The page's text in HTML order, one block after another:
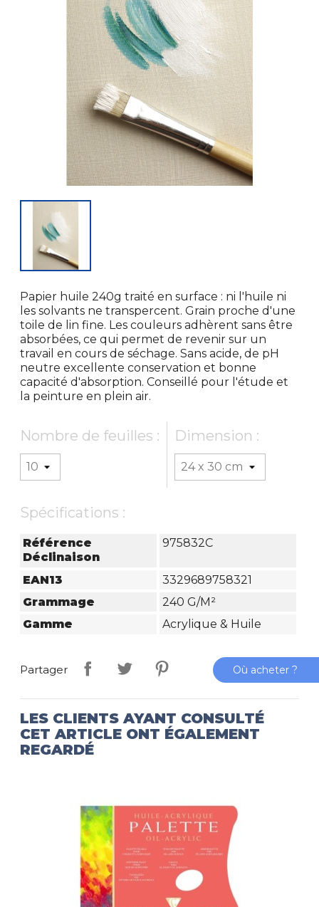
Papier huile 240g traité en surface : ni l'huile ni
les solvants ne transpercent. Grain proche d'une
toile de lin fine. Les couleurs adhèrent sans être
absorbées, ce qui permet de revenir sur un
travail en cours de séchage. Sans acide, de pH
neutre excellente conservation et bonne
capacité d'absorption. Conseillé pour l'étude et
la peinture en plein air.
Nombre de feuilles : Dimension :
Spécifications :
Référence
Déclinaison
975832C
EAN13
3329689758321
Grammage
240 G/m²
Gamme
Acrylique & Huile
Partager
LES CLIENTS AYANT CONSULTÉ
CET ARTICLE ONT ÉGALEMENT
REGARDÉ
Où acheter ?